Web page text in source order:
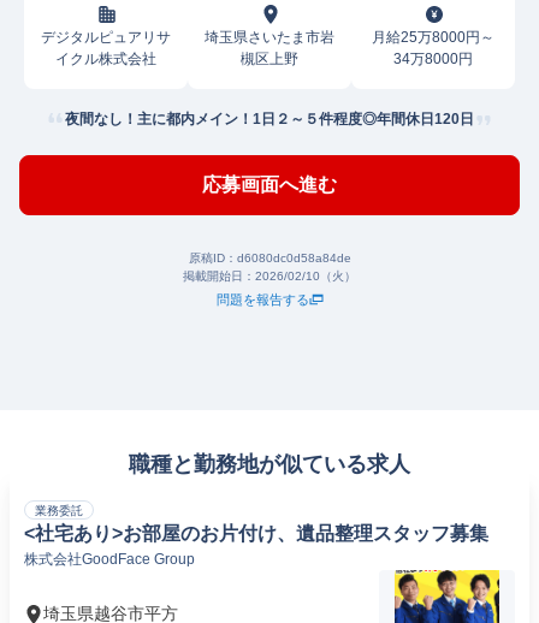
デジタルピュアリサ
イクル株式会社
埼玉県さいたま市岩
槻区上野
月給25万8000円～
34万8000円
夜間なし！主に都内メイン！1日２～５件程度◎年間休日120日
応募画面へ進む
原稿ID： d6080dc0d58a84de
掲載開始日： 2026/02/10（火）
問題を報告する
職種と勤務地が似ている求人
業務委託
<社宅あり>お部屋のお片付け、遺品整理スタッフ募集
株式会社GoodFace Group
埼玉県越谷市平方